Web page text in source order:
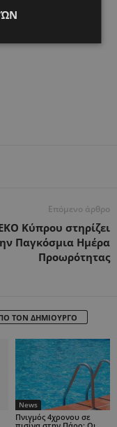
Επόμενο άρθρο
Κύπρου στηρίζει
Παγκόσμια Ημέρα
Προωρότητας
ΤΟΝ ΔΗΜΙΟΥΡΓΟ
News
Πνιγμός 4χρονου σε